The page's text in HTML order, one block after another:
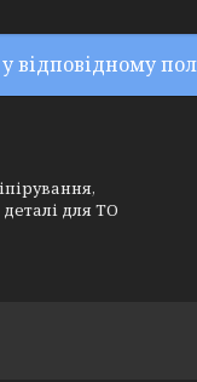
відповідному
для ТО